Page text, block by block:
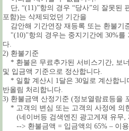
단, “(11)”항의 경우 “당사”의 잘못된
포함)는 삭제되었던 기간을
감안해 기간연장 재등록 또는 환불기
"(10)"항의 경우는 중지기간에 30%를
다.
2) 환불기준
* 환불은 무료추가된 서비스기간, 보
및 입금액 기준으로 정산합니다.
* 일할 계산시 1달은 30일로 계산합니
반올림 처리합니다.
3) 환불금액 산정기준 (정보열람료등을
* 고객의 변심 또는 고객의 사정에 의
(네이버등 검색엔진 광고게재 유무,
--> 환불금액 = 입금액의 65% – 이용